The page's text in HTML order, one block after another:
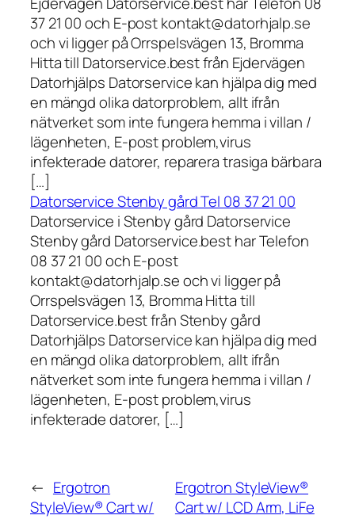
37 21 00 och E-post kontakt@datorhjalp.se
och vi ligger på Orrspelsvägen 13, Bromma
Hitta till Datorservice.best från Ejdervägen
Datorhjälps Datorservice kan hjälpa dig med
en mängd olika datorproblem, allt ifrån
nätverket som inte fungera hemma i villan /
lägenheten, E-post problem,virus
infekterade datorer, reparera trasiga bärbara
[…]
Datorservice Stenby gård Tel 08 37 21 00
Datorservice i Stenby gård Datorservice
Stenby gård Datorservice.best har Telefon
08 37 21 00 och E-post
kontakt@datorhjalp.se och vi ligger på
Orrspelsvägen 13, Bromma Hitta till
Datorservice.best från Stenby gård
Datorhjälps Datorservice kan hjälpa dig med
en mängd olika datorproblem, allt ifrån
nätverket som inte fungera hemma i villan /
lägenheten, E-post problem,virus
infekterade datorer, […]
← Ergotron
StyleView® Cart w/
Ergotron StyleView®
Cart w/ LCD Arm, LiFe